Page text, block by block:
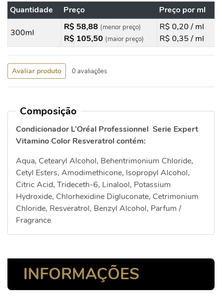
Quantidade Preço Preço por ml
300ml
R$ 58,88 (menor preço)
R$ 105,50 (maior preço)
R$ 0,20 / ml
R$ 0,35 / ml
Avaliar produto 0 avaliações
Composição
Condicionador L’Oréal Professionnel Serie Expert
Vitamino Color Resveratrol contém:
Aqua, Cetearyl Alcohol, Behentrimonium Chloride,
Cetyl Esters, Amodimethicone, Isopropyl Alcohol,
Citric Acid, Trideceth-6, Linalool, Potassium
Hydroxide, Chlorhexidine Digluconate, Cetrimonium
Chloride, Resveratrol, Benzyl Alcohol, Parfum /
Fragrance
INFORMAÇÕES